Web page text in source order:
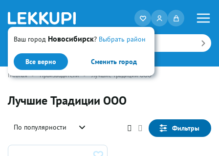
Ваш город Новосибирск? Выбрать район
Все верно Сменить город
Искать
Главная • Производители • Лучшие Традиции ООО
Лучшие Традиции ООО
По популярности Фильтры